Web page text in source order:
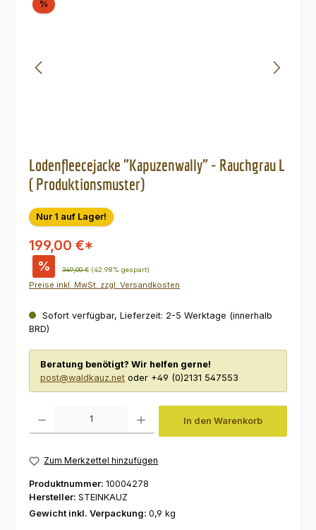
% Rabatt
Lodenfleecejacke "Kapuzenwally" - Rauchgrau L
( Produktionsmuster)
Nur 1 auf Lager!
199,00 €*
% Regulärer Preis:
349,00 € (42.98% gespart)
Preise inkl. MwSt. zzgl. Versandkosten
Sofort verfügbar, Lieferzeit: 2-5 Werktage (innerhalb
BRD)
Beratung benötigt? Wir helfen gerne!
post@waldkauz.net oder +49 (0)2131 547553
In den Warenkorb
Zum Merkzettel hinzufügen
Produktnummer: 10004278
Hersteller: STEINKAUZ
Gewicht inkl. Verpackung: 0,9 kg